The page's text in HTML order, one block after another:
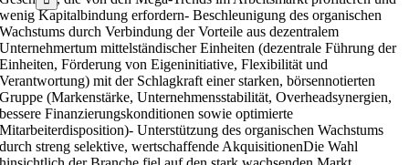
wenig Kapitalbindung erfordern- Beschleunigung des organischen
Wachstums durch Verbindung der Vorteile aus dezentralem
Unternehmertum mittelständischer Einheiten (dezentrale Führung der
Einheiten, Förderung von Eigeninitiative, Flexibilität und
Verantwortung) mit der Schlagkraft einer starken, börsennotierten
Gruppe (Markenstärke, Unternehmensstabilität, Overheadsynergien,
bessere Finanzierungskonditionen sowie optimierte
Mitarbeiterdisposition)- Unterstützung des organischen Wachstums
durch streng selektive, wertschaffende AkquisitionenDie Wahl